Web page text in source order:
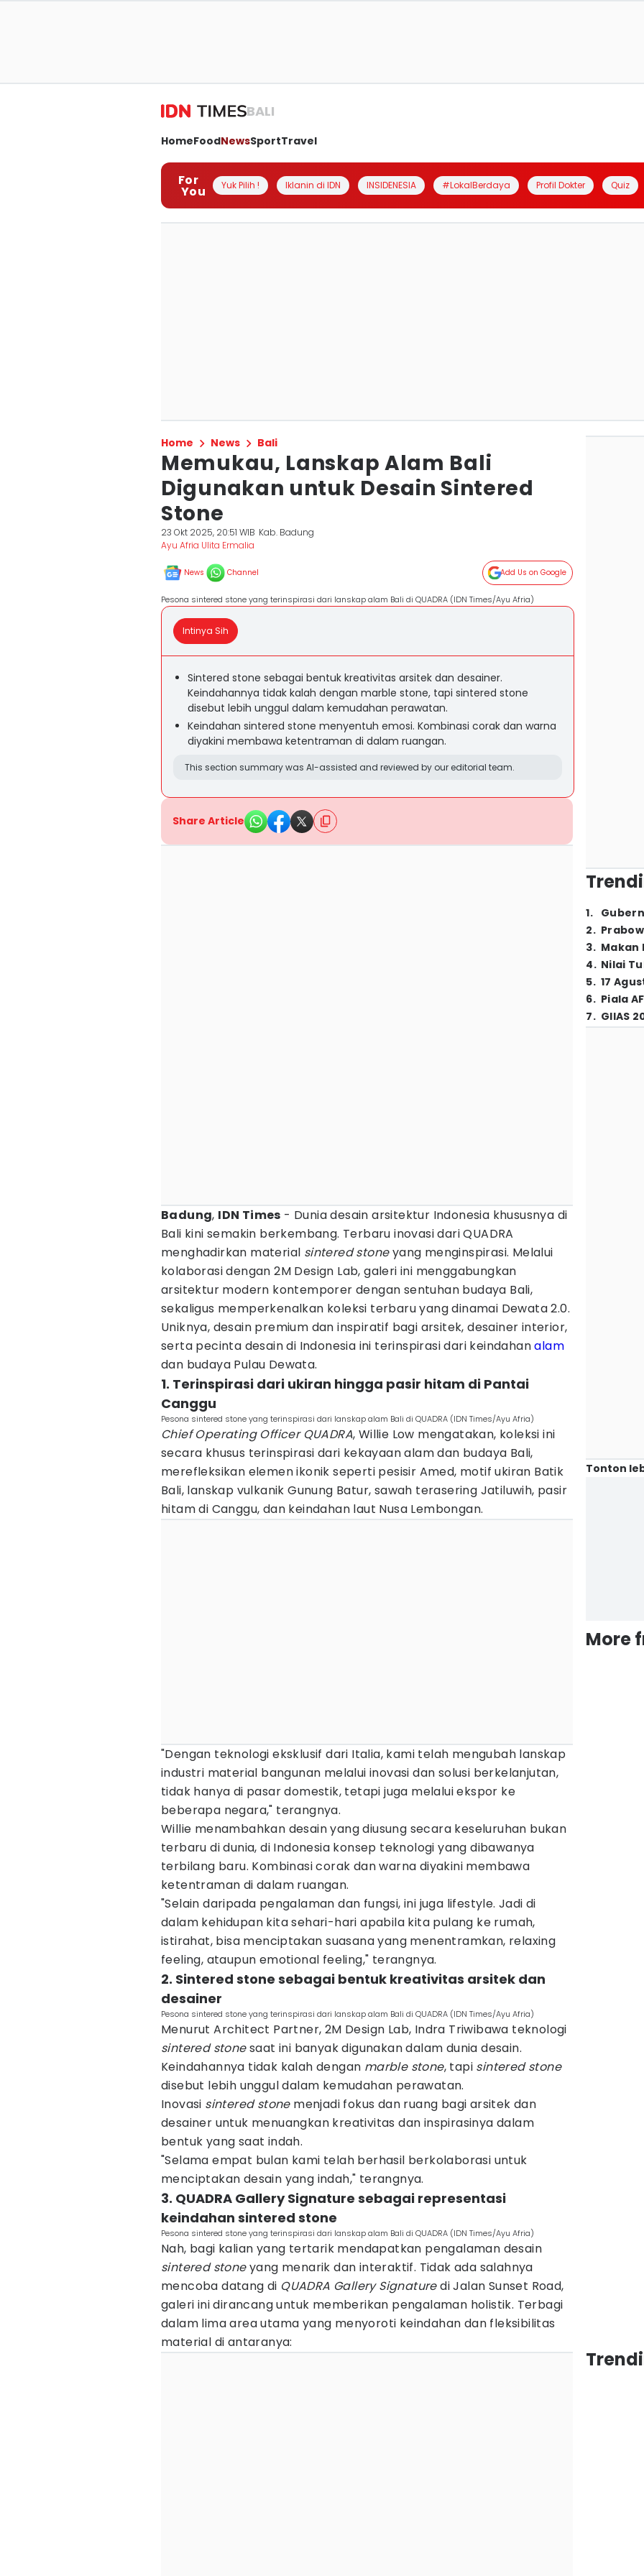
BALI
HomeFoodNewsSportTravel
For
You Yuk Pilih ! Iklanin di IDN INSIDENESIA #LokalBerdaya Profil Dokter Quiz
Home News Bali
Memukau, Lanskap Alam Bali
Digunakan untuk Desain Sintered
Stone
23 Okt 2025, 20:51 WIB Kab. Badung
Ayu Afria Ulita Ermalia
News Channel Add Us on Google
Pesona sintered stone yang terinspirasi dari lanskap alam Bali di QUADRA (IDN Times/Ayu Afria)
Intinya Sih
Sintered stone sebagai bentuk kreativitas arsitek dan desainer.
Keindahannya tidak kalah dengan marble stone, tapi sintered stone
disebut lebih unggul dalam kemudahan perawatan.
Keindahan sintered stone menyentuh emosi. Kombinasi corak dan warna
diyakini membawa ketentraman di dalam ruangan.
This section summary was AI-assisted and reviewed by our editorial team.
Share Article
Badung, IDN Times - Dunia desain arsitektur Indonesia khususnya di
Bali kini semakin berkembang. Terbaru inovasi dari QUADRA
menghadirkan material sintered stoneyang menginspirasi. Melalui
kolaborasi dengan 2M Design Lab, galeri ini menggabungkan
arsitektur modern kontemporer dengan sentuhan budaya Bali,
sekaligus memperkenalkan koleksi terbaru yang dinamai Dewata 2.0.
Uniknya, desain premium dan inspiratif bagi arsitek, desainer interior,
serta pecinta desain di Indonesia ini terinspirasi dari keindahanalam
dan budaya Pulau Dewata.
1. Terinspirasi dari ukiran hingga pasir hitam di Pantai
Canggu
Pesona sintered stone yang terinspirasi dari lanskap alam Bali di QUADRA (IDN Times/Ayu Afria)
Chief Operating Officer QUADRA, Willie Low mengatakan, koleksi ini
secara khusus terinspirasi dari kekayaan alam dan budaya Bali,
merefleksikan elemen ikonik seperti pesisir Amed, motif ukiran Batik
Bali, lanskap vulkanik Gunung Batur, sawah terasering Jatiluwih, pasir
hitam di Canggu, dan keindahan laut Nusa Lembongan.
"Dengan teknologi eksklusif dari Italia, kami telah mengubah lanskap
industri material bangunan melalui inovasi dan solusi berkelanjutan,
tidak hanya di pasar domestik, tetapi juga melalui ekspor ke
beberapa negara," terangnya.
Willie menambahkan desain yang diusung secara keseluruhan bukan
terbaru di dunia, di Indonesia konsep teknologi yang dibawanya
terbilang baru. Kombinasi corak dan warna diyakini membawa
ketentraman di dalam ruangan.
"Selain daripada pengalaman dan fungsi, ini juga lifestyle. Jadi di
dalam kehidupan kita sehari-hari apabila kita pulang ke rumah,
istirahat, bisa menciptakan suasana yang menentramkan, relaxing
feeling, ataupun emotional feeling," terangnya.
2. Sintered stone sebagai bentuk kreativitas arsitek dan
desainer
Pesona sintered stone yang terinspirasi dari lanskap alam Bali di QUADRA (IDN Times/Ayu Afria)
Menurut Architect Partner, 2M Design Lab, Indra Triwibawa teknologi
sintered stonesaat ini banyak digunakan dalam dunia desain.
Keindahannya tidak kalah dengan marble stone, tapi sintered stone
disebut lebih unggul dalam kemudahan perawatan.
Inovasi sintered stonemenjadi fokus dan ruang bagi arsitek dan
desainer untuk menuangkan kreativitas dan inspirasinya dalam
bentuk yang saat indah.
"Selama empat bulan kami telah berhasil berkolaborasi untuk
menciptakan desain yang indah," terangnya.
3. QUADRA Gallery Signature sebagai representasi
keindahan sintered stone
Pesona sintered stone yang terinspirasi dari lanskap alam Bali di QUADRA (IDN Times/Ayu Afria)
Nah, bagi kalian yang tertarik mendapatkan pengalaman desain
sintered stoneyang menarik dan interaktif. Tidak ada salahnya
mencoba datang di QUADRA Gallery Signaturedi Jalan Sunset Road,
galeri ini dirancang untuk memberikan pengalaman holistik. Terbagi
dalam lima area utama yang menyoroti keindahan dan fleksibilitas
material di antaranya:
1.
2.
3. Makan
4. Nilai
5. 17
6. Piala
7. GIIAS
Tonton
More